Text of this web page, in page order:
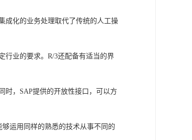
成化的业务处理取代了传统的人工操
行业的要求。R/3还配备有适当的界
时，SAP提供的开放性接口，可以方
运用同样的熟悉的技术从事不同的